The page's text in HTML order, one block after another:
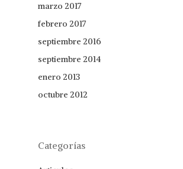
marzo 2017
febrero 2017
septiembre 2016
septiembre 2014
enero 2013
octubre 2012
Categorías